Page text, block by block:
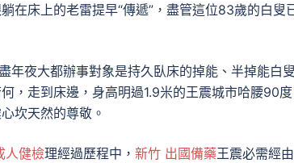
在床上的老雷提早“傳遞”，盡管這位83歲的白叟
年夜大都辦事對象是持久臥床的掉能、半掉能白叟
，走到床邊，身高明過1.9米的王震城市哈腰90度
坎天然的尊敬。
人健檢理經過歷程中， 新竹 出國備藥王震必需經